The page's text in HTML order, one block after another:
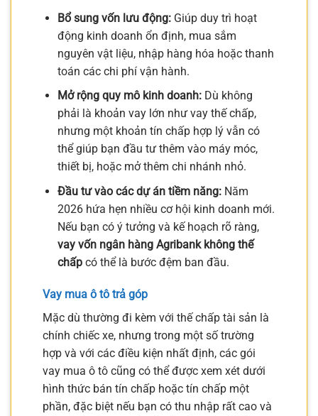
Bổ sung vốn lưu động:Giúp duy trì hoạt
động kinh doanh ổn định, mua sắm
nguyên vật liệu, nhập hàng hóa hoặc thanh
toán các chi phí vận hành.
Mở rộng quy mô kinh doanh:Dù không
phải là khoản vay lớn như vay thế chấp,
nhưng một khoản tín chấp hợp lý vẫn có
thể giúp bạn đầu tư thêm vào máy móc,
thiết bị, hoặc mở thêm chi nhánh nhỏ.
Đầu tư vào các dự án tiềm năng:Năm
2026 hứa hẹn nhiều cơ hội kinh doanh mới.
Nếu bạn có ý tưởng và kế hoạch rõ ràng,
vay vốn ngân hàng Agribank không thế
chấpcó thể là bước đệm ban đầu.
Vay mua ô tô trả góp
Mặc dù thường đi kèm với thế chấp tài sản là
chính chiếc xe, nhưng trong một số trường
hợp và với các điều kiện nhất định, các gói
vay mua ô tô cũng có thể được xem xét dưới
hình thức bán tín chấp hoặc tín chấp một
phần, đặc biệt nếu bạn có thu nhập rất cao và